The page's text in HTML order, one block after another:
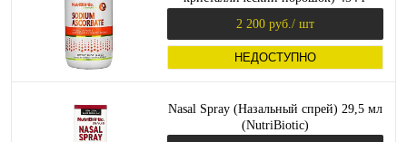
2 200 руб. / шт
НЕДОСТУПНО
Nasal Spray (Назальный спрей) 29,5 мл
(NutriBiotic)